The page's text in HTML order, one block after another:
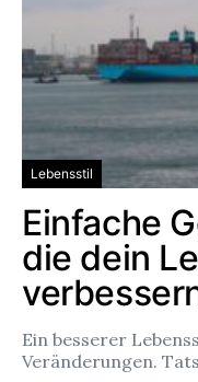
Lebensstil
Einfache
die dein
Ein besserer
Veränderungen.